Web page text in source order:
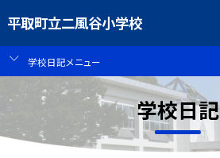
平取町立二風谷小学校
学校日記メニュー
学校日記